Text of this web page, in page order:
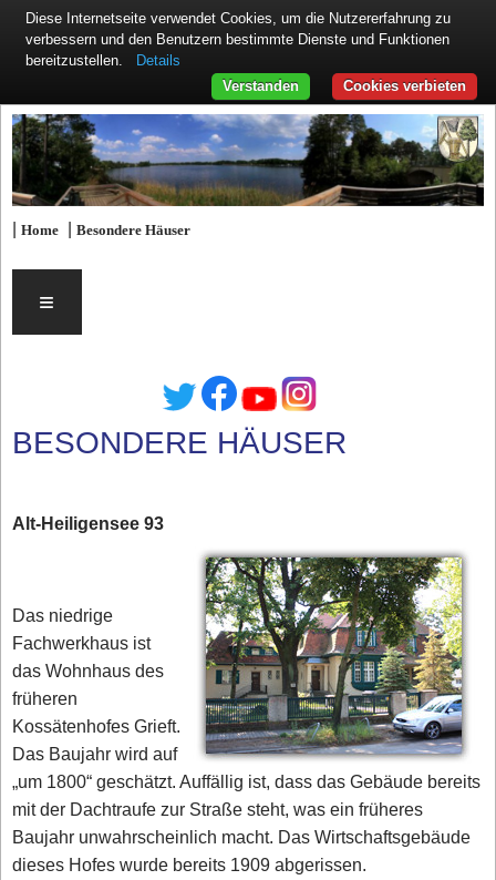
|Home |Besondere Häuser
≡
BESONDERE HÄUSER
Alt-Heiligensee 93
Das niedrige
Fachwerkhaus ist
das Wohnhaus des
früheren
Kossätenhofes Grieft.
Das Baujahr wird auf
„um 1800“ geschätzt. Auffällig ist, dass das Gebäude bereits
mit der Dachtraufe zur Straße steht, was ein früheres
Baujahr unwahrscheinlich macht. Das Wirtschaftsgebäude
dieses Hofes wurde bereits 1909 abgerissen.
Diese Internetseite verwendet Cookies, um die Nutzererfahrung zu
verbessern und den Benutzern bestimmte Dienste und Funktionen
bereitzustellen.
Details
Cookies verbieten
Verstanden